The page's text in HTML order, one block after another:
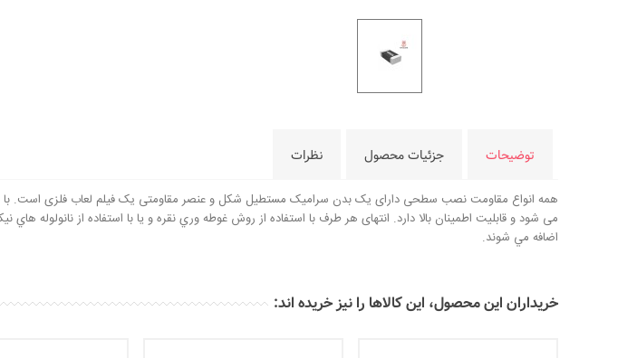
توضیحات جزئیات محصول نظرات
همه انواع مقاومت نصب سطحی دارای یک بدن سرامیک مستطیل شکل و عنصر مقاومتی یک فیلم لعاب فلزی است. با
می شود و قابلیت اطمینان بالا دارد. انتهای هر طرف با استفاده از روش غوطه وري نقره و يا با استفاده از
اضافه مي شوند.
خریداران این محصول، این کالاها را نیز خریده اند: